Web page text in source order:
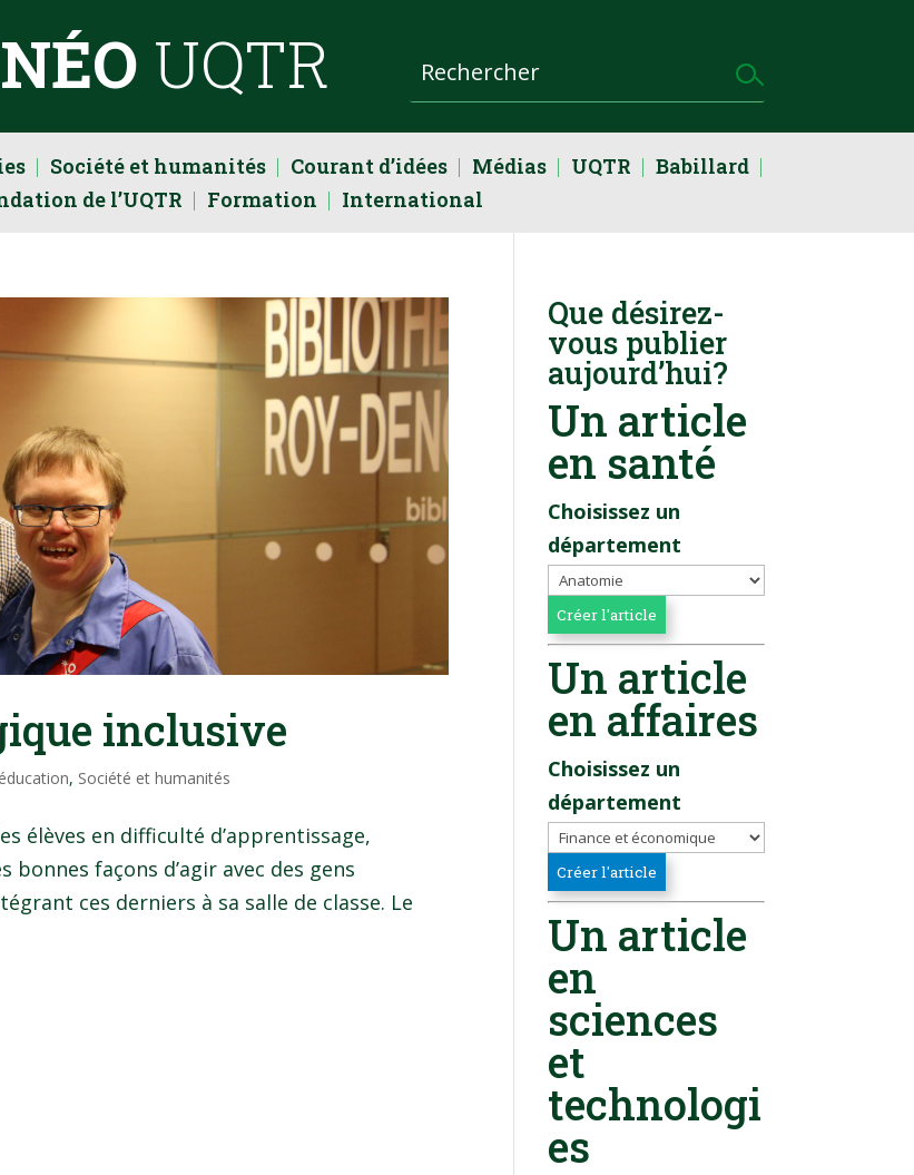
NÉO UQTR
Société et humanités Courant d’idées Médias UQTR
Babillard
de l’UQTR Formation International
inclusive
, Société et humanités
élèves en difficulté d’apprentissage,
façons d’agir avec des gens
ces derniers à sa salle de classe. Le
Que désirez-
vous publier
aujourd’hui?
Un article
en santé
Choisissez un
département
Un article
en affaires
Choisissez un
département
Un article
en
sciences
et
technologi
es